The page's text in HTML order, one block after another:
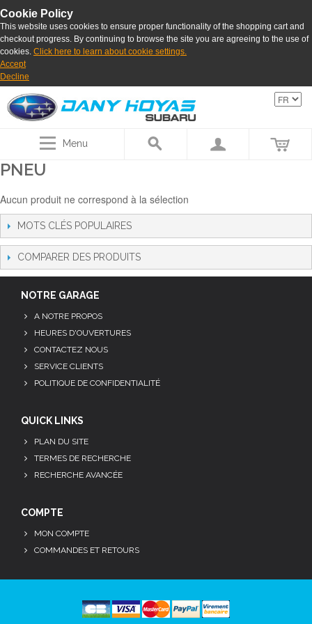
Cookie Policy
This website uses cookies to ensure proper functionality of the shopping cart and
checkout progress. By continuing to browse the site you are agreeing to the use of
cookies. Click here to learn about cookie settings.
Accept
Decline
Menu
PNEU
Aucun produit ne correspond à la sélection
MOTS CLÉS POPULAIRES
COMPARER DES PRODUITS
NOTRE GARAGE
A NOTRE PROPOS
HEURES D'OUVERTURES
CONTACTEZ NOUS
SERVICE CLIENTS
POLITIQUE DE CONFIDENTIALITÉ
QUICK LINKS
PLAN DU SITE
TERMES DE RECHERCHE
RECHERCHE AVANCÉE
COMPTE
MON COMPTE
COMMANDES ET RETOURS